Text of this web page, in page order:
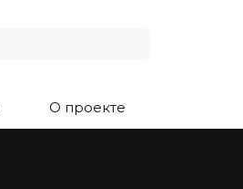
О проекте